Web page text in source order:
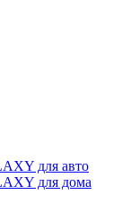
для авто
для дома